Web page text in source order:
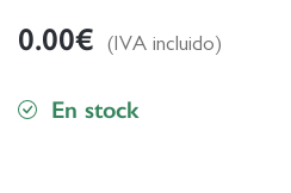
0.00€ (IVA incluido)
En stock